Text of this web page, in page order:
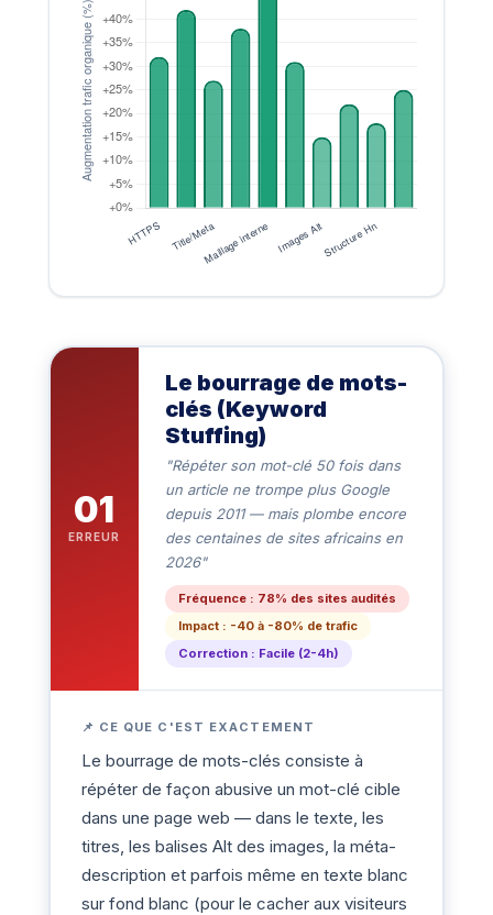
01
ERREUR
Le bourrage de mots-
clés (Keyword
Stuffing)
"Répéter son mot-clé 50 fois dans
un article ne trompe plus Google
depuis 2011 — mais plombe encore
des centaines de sites africains en
2026"
Fréquence : 78% des sites audités
Impact : -40 à -80% de trafic
Correction : Facile (2-4h)
📌 CE QUE C'EST EXACTEMENT
Le bourrage de mots-clés consiste à
répéter de façon abusive un mot-clé cible
dans une page web — dans le texte, les
titres, les balises Alt des images, la méta-
description et parfois même en texte blanc
sur fond blanc (pour le cacher aux visiteurs